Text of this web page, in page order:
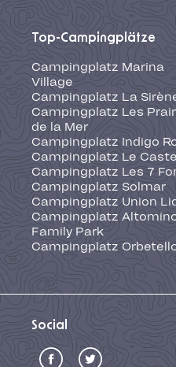
Top-Campingplätze
Campingplatz Marina
Village
Campingplatz La
Campingplatz Les
de la Mer
Campingplatz Indigo
Campingplatz Le
Campingplatz Les 7
Campingplatz Solmar
Campingplatz Union
Campingplatz
Family Park
Campingplatz
Social